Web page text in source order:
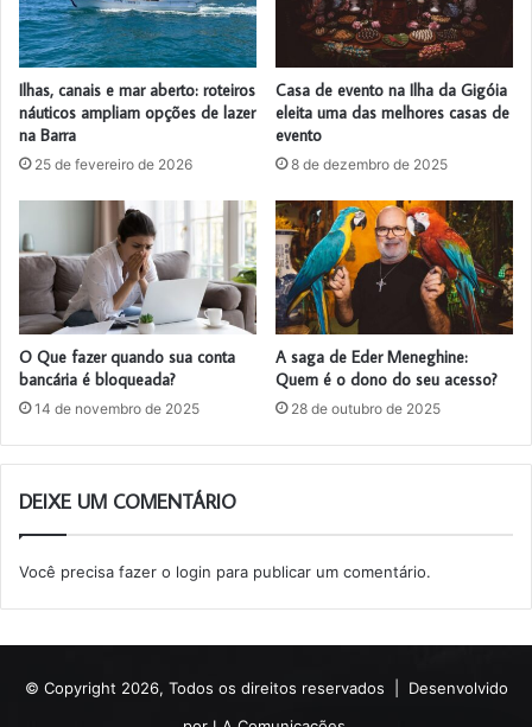
Ilhas, canais e mar aberto: roteiros
náuticos ampliam opções de lazer
na Barra
25 de fevereiro de 2026
Casa de evento na Ilha da Gigóia
eleita uma das melhores casas de
evento
8 de dezembro de 2025
O Que fazer quando sua conta
bancária é bloqueada?
14 de novembro de 2025
A saga de Eder Meneghine:
Quem é o dono do seu acesso?
28 de outubro de 2025
DEIXE UM COMENTÁRIO
Você precisa fazer o login para publicar um comentário.
© Copyright 2026, Todos os direitos reservados | Desenvolvido